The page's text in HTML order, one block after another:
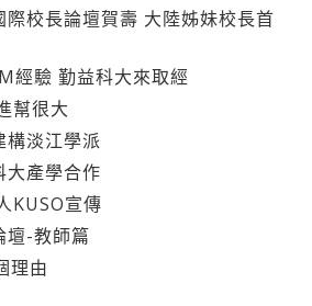
校長論壇賀壽 大陸姊妹校長首
經驗 勤益科大來取經
幫很大
淡江學派
產學合作
KUSO宣傳
壇-教師篇
理由